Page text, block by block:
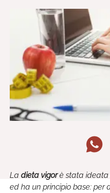
La dieta vigorè stata ideata
ed ha un principio base: per